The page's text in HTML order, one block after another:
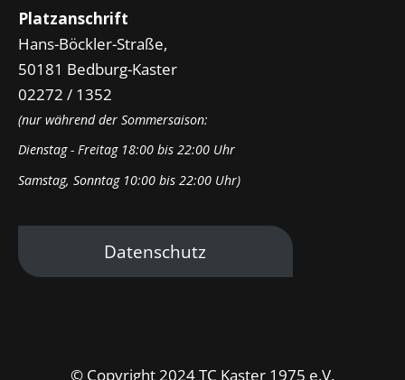
Platzanschrift
Hans-Böckler-Straße,
50181 Bedburg-Kaster
02272 / 1352
(nur während der Sommersaison:
Dienstag - Freitag 18:00 bis 22:00 Uhr
Samstag, Sonntag 10:00 bis 22:00 Uhr)
Datenschutz
© Copyright 2024 TC Kaster 1975 e.V.